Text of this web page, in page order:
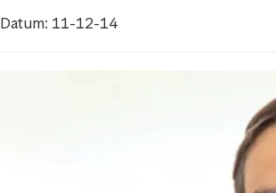
Datum: 11-12-14